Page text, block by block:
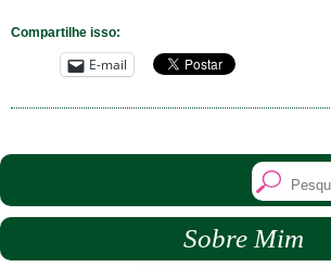
Compartilhe isso:
E-mail
Sobre Mim